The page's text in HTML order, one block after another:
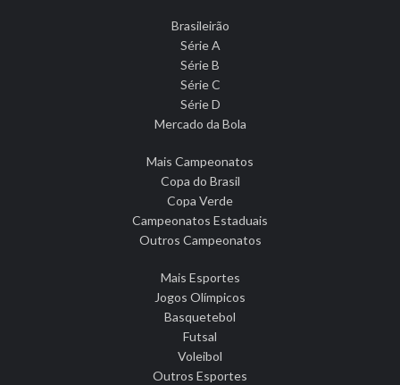
Brasileirão
Série A
Série B
Série C
Série D
Mercado da Bola
Mais Campeonatos
Copa do Brasil
Copa Verde
Campeonatos Estaduais
Outros Campeonatos
Mais Esportes
Jogos Olímpicos
Basquetebol
Futsal
Voleibol
Outros Esportes